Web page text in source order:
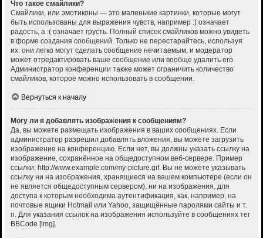
Что такое смайлики?
Смайлики, или эмотиконы — это маленькие картинки, которые могут
быть использованы для выражения чувств, например :) означает
радость, а :( означает грусть. Полный список смайликов можно увидеть
в форме создания сообщений. Только не перестарайтесь, используя
их: они легко могут сделать сообщение нечитаемым, и модератор
может отредактировать ваше сообщение или вообще удалить его.
Администратор конференции также может ограничить количество
смайликов, которое можно использовать в сообщении.
Вернуться к началу
Могу ли я добавлять изображения к сообщениям?
Да, вы можете размещать изображения в ваших сообщениях. Если
администратор разрешил добавлять вложения, вы можете загрузить
изображение на конференцию. Если нет, вы должны указать ссылку на
изображение, сохранённое на общедоступном веб-сервере. Пример
ссылки: http://www.example.com/my-picture.gif. Вы не можете указывать
ссылку ни на изображения, хранящиеся на вашем компьютере (если он
не является общедоступным сервером), ни на изображения, для
доступа к которым необходима аутентификация, как, например, на
почтовые ящики Hotmail или Yahoo, защищённые паролями сайты и т.
п. Для указания ссылок на изображения используйте в сообщениях тег
BBCode [img].